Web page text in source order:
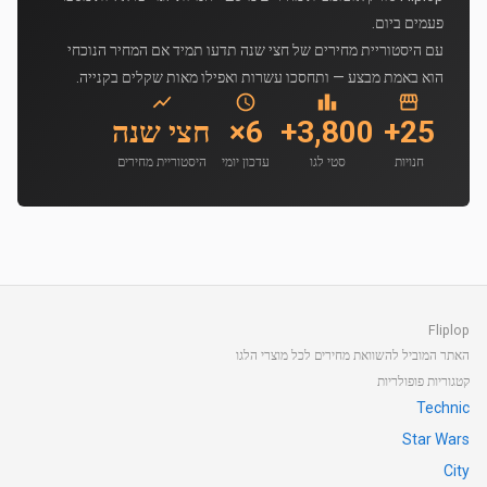
פעמים ביום.
עם היסטוריית מחירים של חצי שנה תדעו תמיד אם המחיר הנוכחי
הוא באמת מבצע — ותחסכו עשרות ואפילו מאות שקלים בקנייה.
25+
חנויות
3,800+
סטי לגו
6×
עדכון יומי
חצי שנה
היסטוריית מחירים
Fliplop
האתר המוביל להשוואת מחירים לכל מוצרי הלגו
קטגוריות פופולריות
Technic
Star Wars
City